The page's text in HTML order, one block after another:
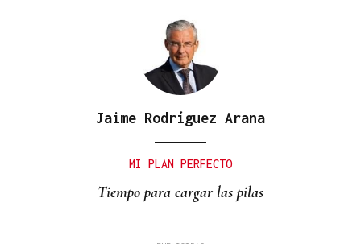
Jaime Rodríguez Arana
MI PLAN PERFECTO
Tiempo para cargar las pilas